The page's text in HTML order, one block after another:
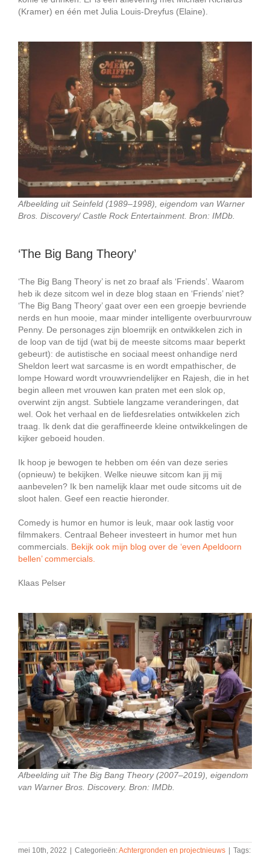
(Kramer) en één met Julia Louis-Dreyfus (Elaine).
Afbeelding uit Seinfeld (1989–1998), eigendom van Warner
Bros. Discovery/Castle Rock Entertainment. Bron: IMDb.
‘The Big Bang Theory’
‘The Big Bang Theory’ is net zo braaf als ‘Friends’. Waarom
heb ik deze sitcom wel in deze blog staan en ‘Friends’ niet?
‘The Big Bang Theory’ gaat over een een groepje bevriende
nerds en hun mooie, maar minder intelligente overbuurvrouw
Penny. De personages zijn bloemrijk en ontwikkelen zich in
de loop van de tijd (wat bij de meeste sitcoms maar beperkt
gebeurt): de autistische en sociaal meest onhandige nerd
Sheldon leert wat sarcasme is en wordt empathischer, de
lompe Howard wordt vrouwvriendelijker en Rajesh, die in het
begin alleen met vrouwen kan praten met een slok op,
overwint zijn angst. Subtiele langzame veranderingen, dat
wel. Ook het verhaal en de liefdesrelaties ontwikkelen zich
traag. Ik denk dat die geraffineerde kleine ontwikkelingen de
kijker geboeid houden.
Ik hoop je bewogen te hebben om één van deze series
(opnieuw) te bekijken. Welke nieuwe sitcom kan jij mij
aanbevelen? Ik ben namelijk klaar met oude sitcoms uit de
sloot halen. Geef een reactie hieronder.
Comedy is humor en humor is leuk, maar ook lastig voor
filmmakers. Centraal Beheer investeert in humor met hun
commercials. Bekijk ook mijn blog over de ‘even Apeldoorn
bellen’ commercials.
Klaas Pelser
Afbeelding uit The Big Bang Theory (2007–2019), eigendom
van Warner Bros. Discovery. Bron: IMDb.
mei 10th, 2022 | Categorieën:Achtergronden en projectnieuws | Tags: